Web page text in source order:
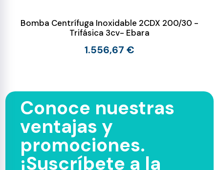
Bomba Centrífuga Inoxidable 2CDX 200/30 -
Trifásica 3cv- Ebara
1.556,67 €
Conoce nuestras
ventajas y
promociones.
¡Suscríbete a la